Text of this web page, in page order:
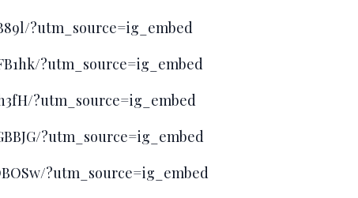
?utm_source=ig_embed
?utm_source=ig_embed
?utm_source=ig_embed
?utm_source=ig_embed
?utm_source=ig_embed